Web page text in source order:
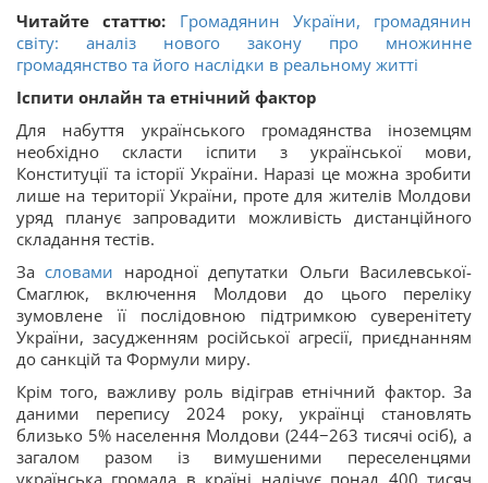
Читайте статтю:
Громадянин України, громадянин
світу: аналіз нового закону про множинне
громадянство та його наслідки в реальному житті
Іспити онлайн та етнічний фактор
Для набуття українського громадянства іноземцям
необхідно скласти іспити з української мови,
Конституції та історії України. Наразі це можна зробити
лише на території України, проте для жителів Молдови
уряд планує запровадити можливість дистанційного
складання тестів.
Засловами народної депутатки Ольги Василевської-
Смаглюк, включення Молдови до цього переліку
зумовлене її послідовною підтримкою суверенітету
України, засудженням російської агресії, приєднанням
до санкцій та Формули миру.
Крім того, важливу роль відіграв етнічний фактор. За
даними перепису 2024 року, українці становлять
близько 5% населення Молдови (244−263 тисячі осіб), а
загалом разом із вимушеними переселенцями
українська громада в країні налічує понад 400 тисяч